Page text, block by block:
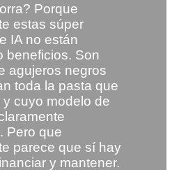
Porque
estas súper
IA no están
beneficios. Son
agujeros negros
toda la pasta que
y cuyo modelo de
Pero que
parece que sí hay
y mantener.